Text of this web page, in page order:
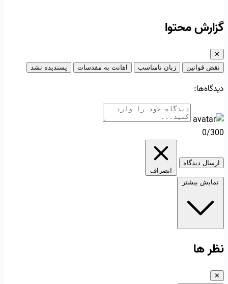
گزارش محتوا
✕
نقض قوانین
زبان نامناسب اهانت به مقدسات پسندیده نشد
دیدگاه‌ها:
0/300
ارسال دیدگاه
انصراف
نمایش بیشتر
نظر ها
✕